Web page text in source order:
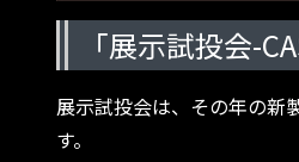
「展示試投会-
展示試投会は、その年の新
す。